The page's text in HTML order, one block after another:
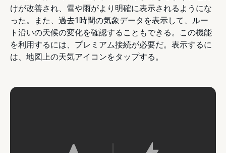
けが改善され、雪や雨がより明確に表示されるようにな
った。また、過去1時間の気象データを表示して、ルー
ト沿いの天候の変化を確認することもできる。この機能
を利用するには、プレミアム接続が必要だ。表示するに
は、地図上の天気アイコンをタップする。